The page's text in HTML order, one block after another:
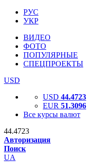
РУС
УКР
ВИДЕО
ФОТО
ПОПУЛЯРНЫЕ
СПЕЦПРОЕКТЫ
USD
USD 44.4723
EUR 51.3096
Все курсы валют
44.4723
Авторизация
Поиск
UA